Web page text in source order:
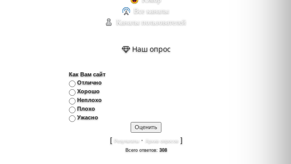
Все каналы
Каналы пользователей
Наш опрос
Как Вам сайт
Отлично
Хорошо
Неплохо
Плохо
Ужасно
[ Результаты · Архив опросов]
Всего ответов: 308